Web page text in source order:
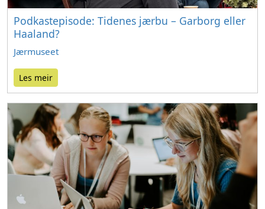
Podkastepisode: Tidenes jærbu – Garborg eller
Haaland?
Jærmuseet
Les meir